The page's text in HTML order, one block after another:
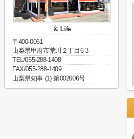
＆ Life
〒400-0061
山梨県甲府市荒川２丁目6-3
TEL/055-288-1408
FAX/055-288-1409
山梨県知事 (1) 第002606号